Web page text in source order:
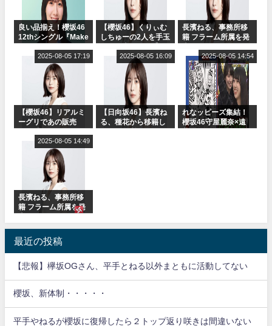
良い品揃え！櫻坂46
12thシングル『Make
ャルグッズ絶賛販売
【櫻坂46】くりぃむ
しちゅーの2人を手玉
りぃむナンタラ】
長濱ねる、事務所移
籍 フラーム所属を発
【櫻坂46】リアルミ
ーグリであの販売
Break』オフィシャ
ルグッズ解禁
2025-08-05 17:19
【日向坂46】長濱ね
る、種花から移籍し
2025-08-05 16:09
れなッピーズ集結！
櫻坂46守屋麗奈×遠
2025-08-05 14:54
長濱ねる、事務所移
籍 フラーム所属を発
2025-08-05 14:49
最近の投稿
【悲報】欅坂OGさん、平手とねる以外まともに活動してない
櫻坂、新体制・・・・・
平手やねるが櫻坂に復帰したら２トップ返り咲きは間違いない